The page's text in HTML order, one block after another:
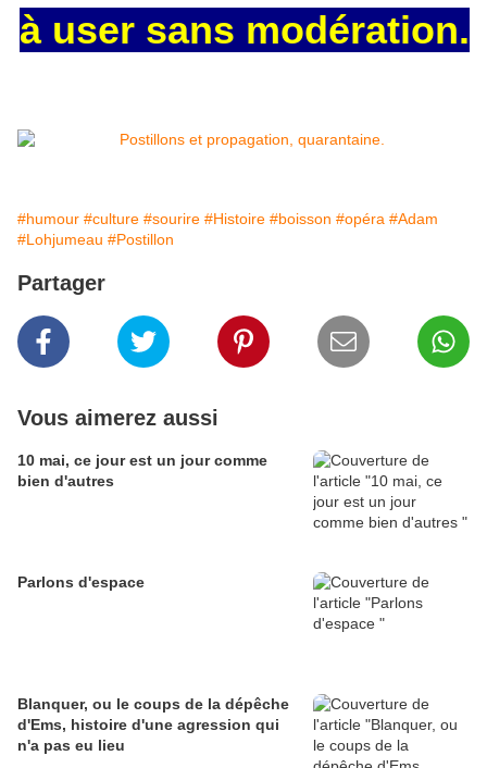
à user sans modération.
#humour #culture #sourire #Histoire #boisson #opéra #Adam
#Lohjumeau #Postillon
Partager
Vous aimerez aussi
10 mai, ce jour est un jour comme
bien d'autres
Parlons d'espace
Blanquer, ou le coups de la dépêche
d'Ems, histoire d'une agression qui
n'a pas eu lieu